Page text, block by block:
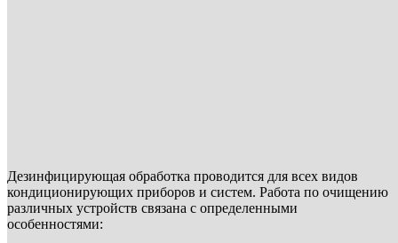
Дезинфицирующая обработка проводится для всех видов
кондиционирующих приборов и систем. Работа по очищению
различных устройств связана с определенными
особенностями: